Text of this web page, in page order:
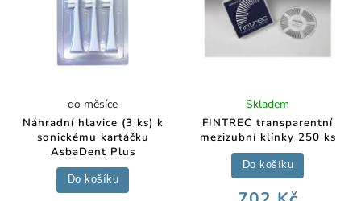
Náhradní hlavice (3 ks) k
sonickému kartáčku
AsbaDent Plus
do měsíce
Do košíku
FINTREC transparentní
mezizubní klínky 250 ks
Skladem
Do košíku